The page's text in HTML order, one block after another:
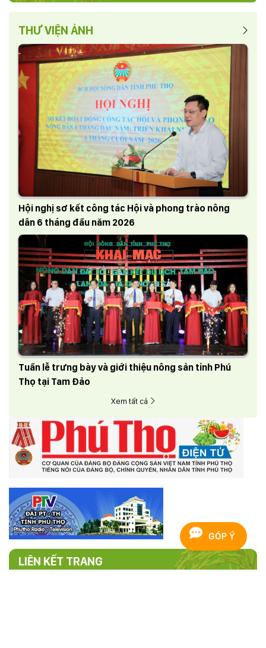
THƯ VIỆN ẢNH
Hội nghị sơ kết công tác Hội và phong trào nông
dân 6 tháng đầu năm 2026
Tuần lễ trưng bày và giới thiệu nông sản tỉnh Phú
Thọ tại Tam Đảo
Xem tất cả
LIÊN KẾT TRANG
GÓP Ý